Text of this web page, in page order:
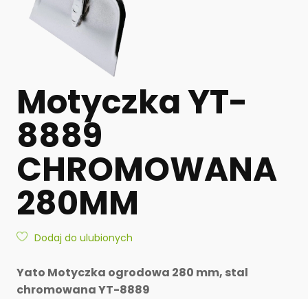
Motyczka YT-
8889
CHROMOWANA
280MM
Dodaj do ulubionych
Yato Motyczka ogrodowa 280 mm, stal
chromowana YT-8889